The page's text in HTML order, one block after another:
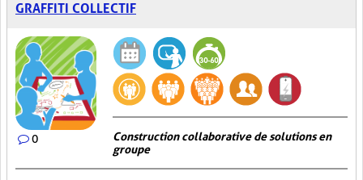
GRAFFITI COLLECTIF
0
Construction collaborative de solutions en
groupe